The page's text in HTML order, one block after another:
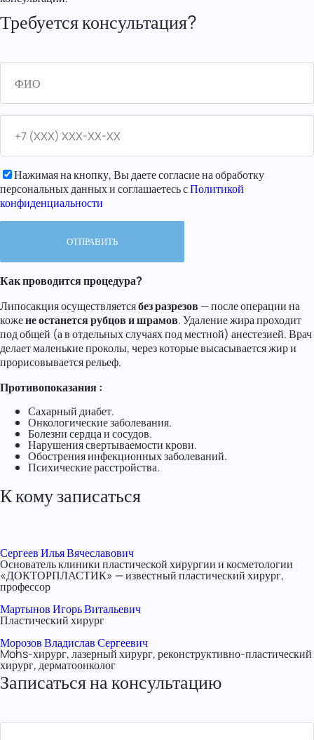
Требуется консультация?
Нажимая на кнопку, Вы даете согласие на обработку
персональных данных и соглашаетесь сПолитикой
конфиденциальности
Как проводится процедура?
Липосакция осуществляетсябез разрезов — после операции на
кожене останется рубцов и шрамов. Удаление жира проходит
под общей (а в отдельных случаях под местной) анестезией. Врач
делает маленькие проколы, через которые высасывается жир и
прорисовывается рельеф.
Противопоказания:
Сахарный диабет.
Онкологические заболевания.
Болезни сердца и сосудов.
Нарушения свертываемости крови.
Обострения инфекционных заболеваний.
Психические расстройства.
К кому записаться
Сергеев Илья Вячеславович
Основатель клиники пластической хирургии и косметологии
«ДОКТОРПЛАСТИК» — известный пластический хирург,
профессор
Мартынов Игорь Витальевич
Пластический хирург
Морозов Владислав Сергеевич
Mohs-хирург, лазерный хирург, реконструктивно-пластический
хирург, дерматоонколог
Записаться на консультацию